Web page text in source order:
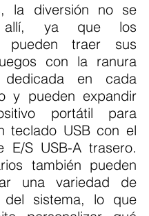
allí, ya que los
pueden traer sus
con la ranura
dedicada en cada
y pueden expandir
portátil para
teclado USB con el
E/S USB-A trasero.
también pueden
una variedad de
del sistema, lo que